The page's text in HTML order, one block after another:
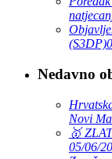
(S3DP)
Nedavno
Novi
🥇
05/06/